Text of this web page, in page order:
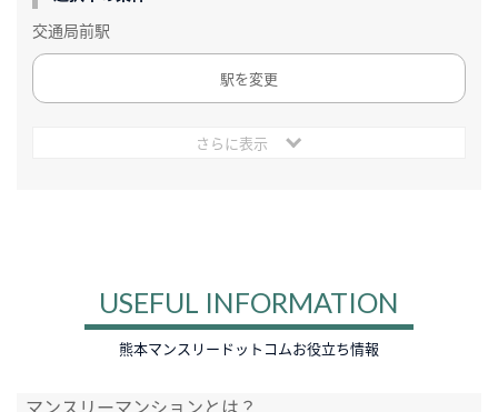
交通局前駅
駅を変更
さらに表示
USEFUL INFORMATION
熊本マンスリードットコムお役立ち情報
マンスリーマンションとは？